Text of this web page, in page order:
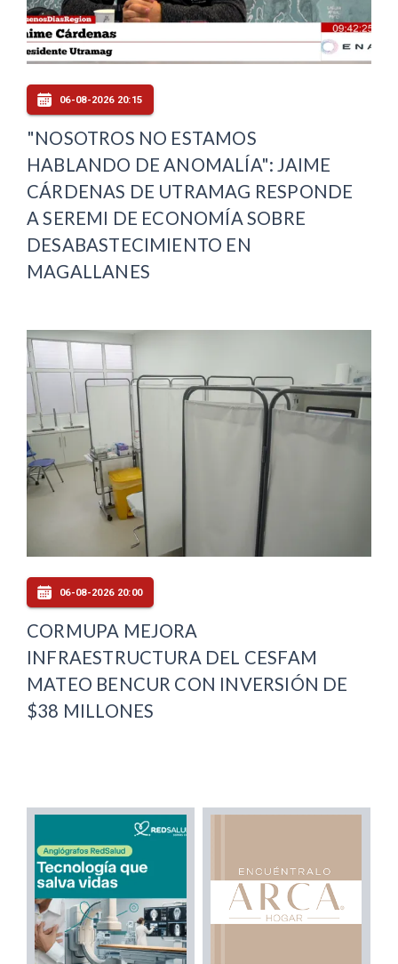
06-08-2026 20:15
"NOSOTROS NO ESTAMOS
HABLANDO DE ANOMALÍA": JAIME
CÁRDENAS DE UTRAMAG RESPONDE
A SEREMI DE ECONOMÍA SOBRE
DESABASTECIMIENTO EN
MAGALLANES
06-08-2026 20:00
CORMUPA MEJORA
INFRAESTRUCTURA DEL CESFAM
MATEO BENCUR CON INVERSIÓN DE
$38 MILLONES